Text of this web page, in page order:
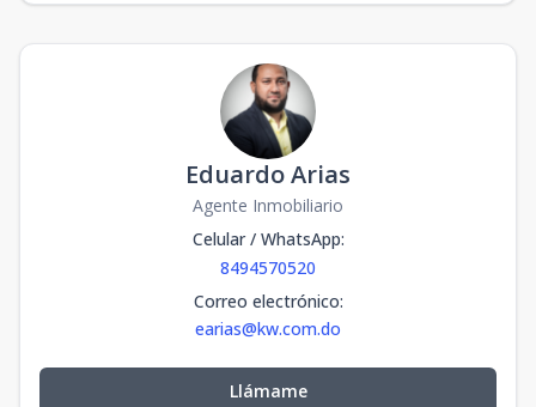
Eduardo Arias
Agente Inmobiliario
Celular / WhatsApp:
8494570520
Correo electrónico:
earias@kw.com.do
Llámame